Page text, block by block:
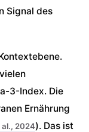
Signal des
3-Index. Die
Ernährung
2024). Das ist